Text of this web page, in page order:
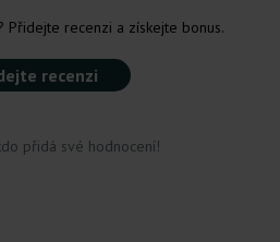
Přidejte recenzi a získejte bonus.
recenzi
přidá své hodnocení!